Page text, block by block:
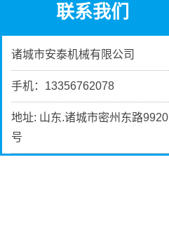
联系我们
诸城市安泰机械有限公司
手机：13356762078
地址: 山东.诸城市密州东路9920
号